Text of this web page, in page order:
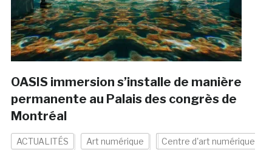
OASIS immersion s’installe de manière
permanente au Palais des congrès de
Montréal
ACTUALITÉS Art numérique Centre d'art numérique